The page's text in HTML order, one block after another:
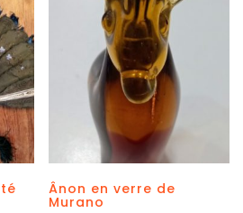
Ânon en verre de
Murano